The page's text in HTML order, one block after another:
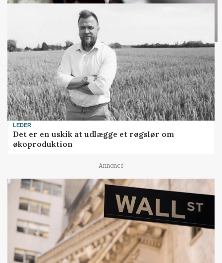
LEDER
Det er en uskik at udlægge et røgslør om
økoproduktion
Annonce